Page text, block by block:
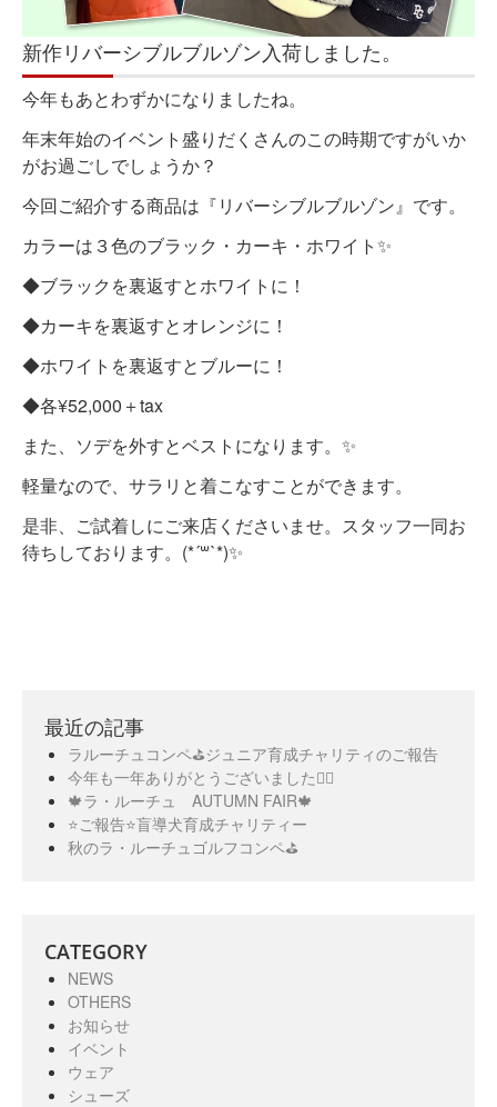
新作リバーシブルブルゾン入荷しました。
今年もあとわずかになりましたね。
年末年始のイベント盛りだくさんのこの時期ですがいか
がお過ごしでしょうか？
今回ご紹介する商品は『リバーシブルブルゾン』です。
カラーは３色のブラック・カーキ・ホワイト✨
◆ブラックを裏返すとホワイトに！
◆カーキを裏返すとオレンジに！
◆ホワイトを裏返すとブルーに！
◆各¥52,000＋tax
また、ソデを外すとベストになります。✨
軽量なので、サラリと着こなすことができます。
是非、ご試着しにご来店くださいませ。スタッフ一同お
待ちしております。(*´꒳`*)✨
最近の記事
ラルーチュコンペ⛳️ジュニア育成チャリティのご報告
今年も一年ありがとうございました🙇‍♀️
🍁ラ・ルーチュ AUTUMN FAIR🍁
⭐️ご報告⭐️盲導犬育成チャリティー
秋のラ・ルーチュゴルフコンペ⛳️
CATEGORY
NEWS
OTHERS
お知らせ
イベント
ウェア
シューズ